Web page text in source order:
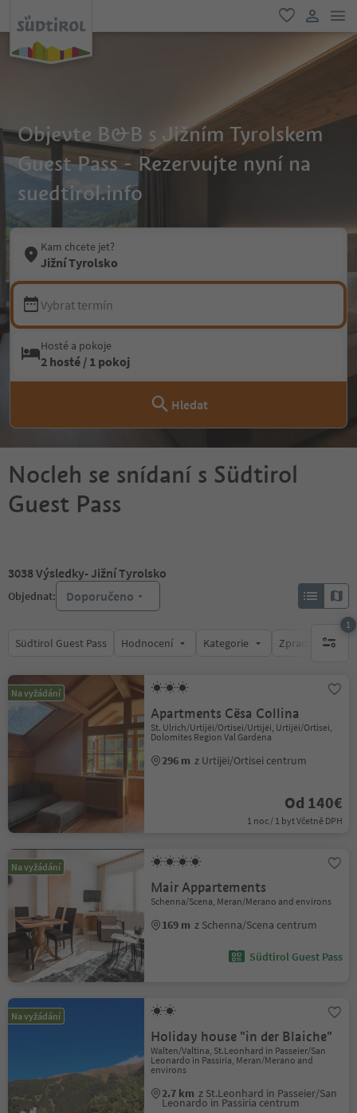
oblíbené
Objevte B&B s Jižním Tyrolskem
Guest Pass - Rezervujte nyní na
suedtirol.info
Kam chcete jet?
Jižní Tyrolsko
Vybrat termín
Hosté a pokoje
2 hosté / 1 pokoj
Hledat
Nocleh se snídaní s Südtirol
Guest Pass
3038Výsledky- Jižní Tyrolsko
Objednat: Doporučeno
Südtirol Guest Pass Hodnocení Kategorie Zpracovává
1
1
Na vyžádání
Apartments Cësa Collina
St. Ulrich/Urtijëi/Ortisei/Urtijëi, Urtijëi/Ortisei,
Dolomites Region Val Gardena
296 m z Urtijëi/Ortisei centrum
Od 140€
1 noc / 1 byt Včetně DPH
Na vyžádání
Mair Appartements
Schenna/Scena, Meran/Merano and environs
169 m z Schenna/Scena centrum
Südtirol Guest Pass
Na vyžádání
Holiday house "in der Blaiche"
Walten/Valtina, St.Leonhard in Passeier/San
Leonardo in Passiria, Meran/Merano and
environs
2.7 km z St.Leonhard in Passeier/San
Leonardo in Passiria centrum